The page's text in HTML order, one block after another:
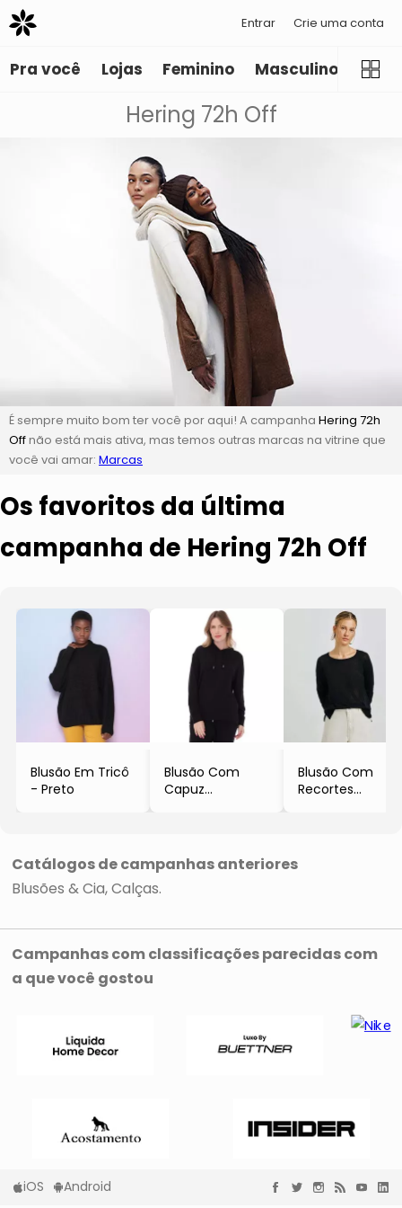
Entrar Crie uma conta
Pra você Lojas Feminino Masculino
Hering 72h Off
É sempre muito bom ter você por aqui! A campanha Hering 72h
Offnão está mais ativa, mas temos outras marcas na vitrine que
você vai amar: Marcas
Os favoritos da última
campanha de Hering 72h Off
Blusão Em Tricô
- Preto
Blusão Com
Capuz
Blusão Com
Recortes
Catálogos de campanhas anteriores
Blusões & Cia Calças
Campanhas com classificações parecidas com
a que você gostou
iOS Android